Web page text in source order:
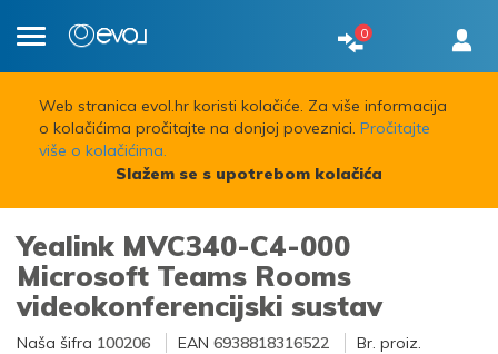
0
Toggle
Web stranica evol.hr koristi kolačiće. Za više informacija
o kolačićima pročitajte na donjoj poveznici. Pročitajte
više o kolačićima.
Slažem se s upotrebom kolačića
Yealink MVC340-C4-000
Microsoft Teams Rooms
videokonferencijski sustav
Naša šifra 100206 EAN 6938818316522
Br. proiz.